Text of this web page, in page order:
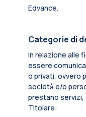
Edvance.
Categorie di
In relazione alle
essere
o privati, ovvero
società̀ e/o
prestano
Titolare: